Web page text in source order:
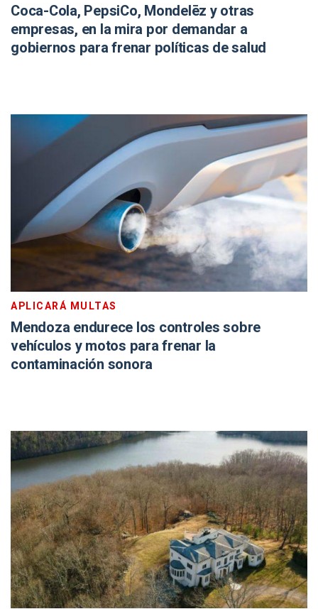
Coca-Cola, PepsiCo, Mondelēz y otras
empresas, en la mira por demandar a
gobiernos para frenar políticas de salud
APLICARÁ MULTAS
Mendoza endurece los controles sobre
vehículos y motos para frenar la
contaminación sonora